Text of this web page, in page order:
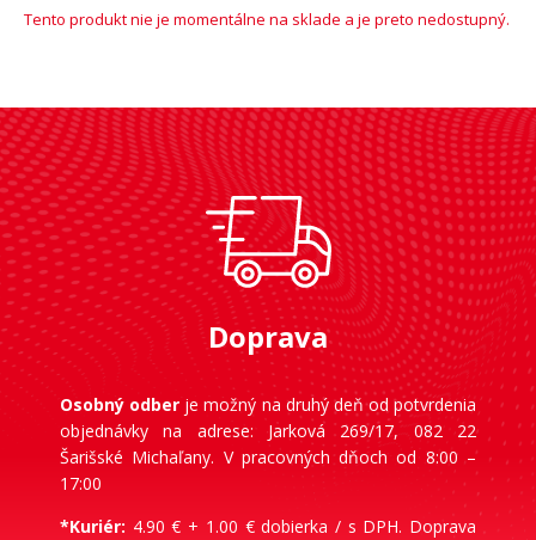
Tento produkt nie je momentálne na sklade a je preto nedostupný.
Doprava
Osobný odber je možný na druhý deň od potvrdenia
objednávky na adrese: Jarková 269/17, 082 22
Šarišské Michaľany. V pracovných dňoch od 8:00 –
17:00
*Kuriér: 4.90 € + 1.00 € dobierka / s DPH. Doprava